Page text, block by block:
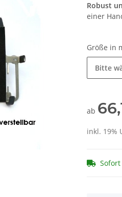
Robust
einer
Größe in
Bitte
ab
inkl. 19%